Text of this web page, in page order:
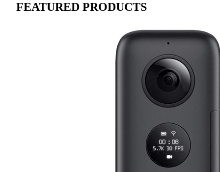
FEATURED PRODUCTS